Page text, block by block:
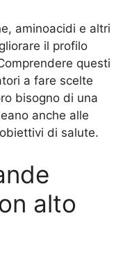
aminoacidi e altri
il profilo
questi
a fare scelte
bisogno di una
anche alle
di salute.
alto